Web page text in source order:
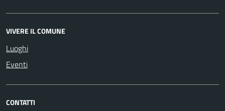
VIVERE IL COMUNE
Luoghi
Eventi
CONTATTI